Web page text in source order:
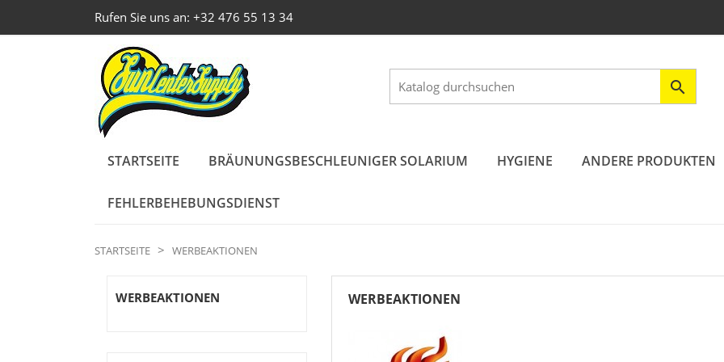
Rufen Sie uns an: +32 476 55 13 34

STARTSEITE BRÄUNUNGSBESCHLEUNIGER SOLARIUM HYGIENE ANDERE PRODUKTEN
FEHLERBEHEBUNGSDIENST
STARTSEITE WERBEAKTIONEN
WERBEAKTIONEN WERBEAKTIONEN